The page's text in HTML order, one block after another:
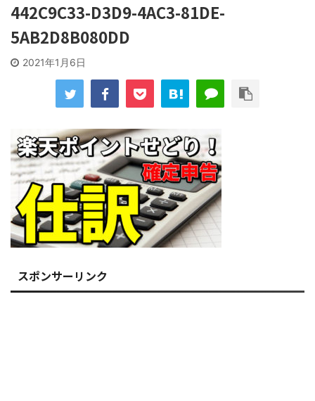
442C9C33-D3D9-4AC3-81DE-
5AB2D8B080DD
2021年1月6日
スポンサーリンク